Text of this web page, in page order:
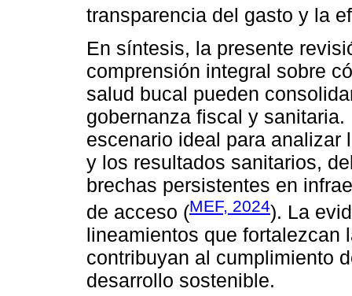
transparencia del gasto y la
En síntesis, la presente
comprensión integral sobre
salud bucal pueden
gobernanza fiscal y
escenario ideal para analizar
y los resultados sanitarios,
brechas persistentes en
de acceso (MEF, 2024). La
lineamientos que fortalezcan
contribuyan al cumplimiento
desarrollo sostenible.